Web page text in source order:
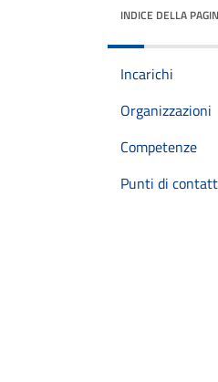
INDICE DELLA
Incarichi
Organizzazioni
Competenze
Punti di